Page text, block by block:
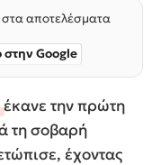
αποτελέσματα
Google
έκανε την πρώτη
τη σοβαρή
έχοντας